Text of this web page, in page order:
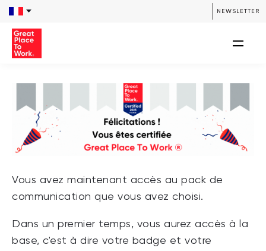
NEWSLETTER
Vous avez maintenant accès au pack de
communication que vous avez choisi.
Dans un premier temps, vous aurez accès à la
base, c'est à dire votre badge et votre